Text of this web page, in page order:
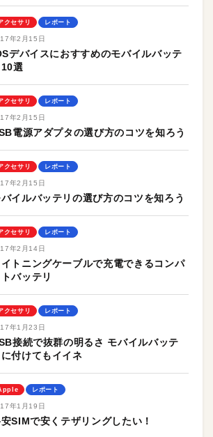
クセサリ レポート
年2月15日
デバイスにおすすめのモバイルバッテ
10選
クセサリ レポート
年2月15日
電源アダプタの選び方のコツを知ろう
クセサリ レポート
年2月15日
イルバッテリの選び方のコツを知ろう
クセサリ レポート
年2月14日
イトニングケーブルで充電できるコンパ
バッテリ
クセサリ レポート
年1月23日
接続で抜群の明るさ モバイルバッテ
に付けてもイイネ
レポート
年1月19日
SIMで安くテザリングしたい！